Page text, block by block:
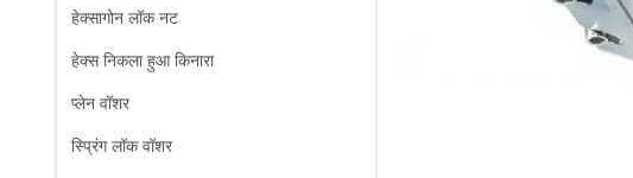
हेक्सागोन लॉक नट
हेक्स निकला हुआ किनारा
प्लेन वॉशर
स्प्रिंग लॉक वॉशर